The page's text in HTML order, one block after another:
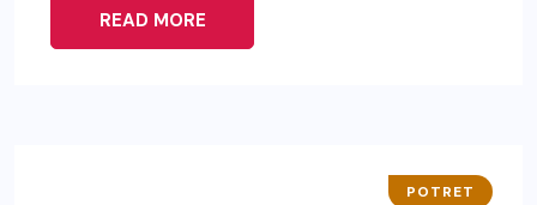
READ MORE
POTRET